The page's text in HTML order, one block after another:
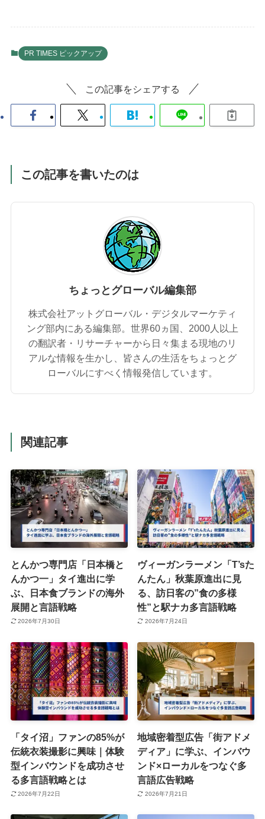
PR TIMES ピックアップ
この記事をシェアする
この記事を書いたのは
ちょっとグローバル編集部
株式会社アットグローバル・デジタルマーケティ
ング部内にある編集部。世界60ヵ国、2000人以上
の翻訳者・リサーチャーから日々集まる現地のリ
アルな情報を生かし、皆さんの生活をちょっとグ
ローバルにすべく情報発信しています。
関連記事
とんかつ専門店「日本橋と
んかつ一」タイ進出に学
ぶ、日本食ブランドの海外
展開と言語戦略
2026年7月30日
ヴィーガンラーメン「T’sた
んたん」秋葉原進出に見
る、訪日客の”食の多様
性”と駅ナカ多言語戦略
2026年7月24日
「タイ沼」ファンの85%が
伝統衣装撮影に興味｜体験
型インバウンドを成功させ
る多言語戦略とは
2026年7月22日
地域密着型広告「街アドメ
ディア」に学ぶ、インバウ
ンド×ローカルをつなぐ多
言語広告戦略
2026年7月21日